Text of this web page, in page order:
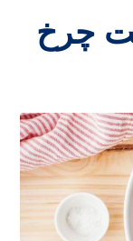
چرخ